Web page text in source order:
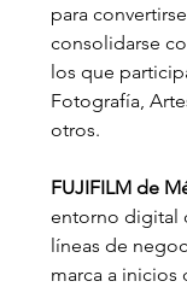
para
consolidarse
los que
Fotografía,
otros.
FUJIFILM de
entorno digital
líneas de
marca a inicios